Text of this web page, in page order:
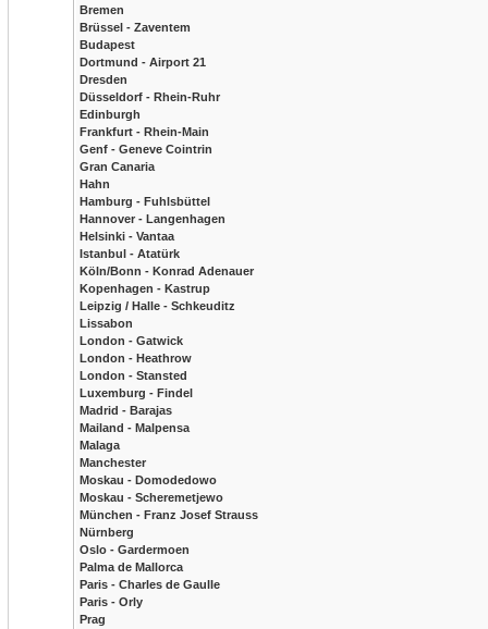
Bremen
Brüssel - Zaventem
Budapest
Dortmund - Airport 21
Dresden
Düsseldorf - Rhein-Ruhr
Edinburgh
Frankfurt - Rhein-Main
Genf - Geneve Cointrin
Gran Canaria
Hahn
Hamburg - Fuhlsbüttel
Hannover - Langenhagen
Helsinki - Vantaa
Istanbul - Atatürk
Köln/Bonn - Konrad Adenauer
Kopenhagen - Kastrup
Leipzig / Halle - Schkeuditz
Lissabon
London - Gatwick
London - Heathrow
London - Stansted
Luxemburg - Findel
Madrid - Barajas
Mailand - Malpensa
Malaga
Manchester
Moskau - Domodedowo
Moskau - Scheremetjewo
München - Franz Josef Strauss
Nürnberg
Oslo - Gardermoen
Palma de Mallorca
Paris - Charles de Gaulle
Paris - Orly
Prag